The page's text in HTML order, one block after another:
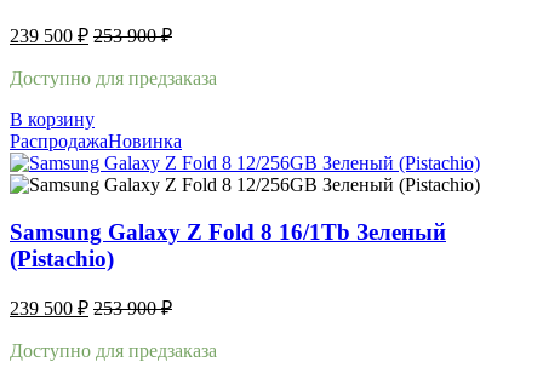
239 500 ₽ 253 900₽
Доступно для предзаказа
В корзину
РаспродажаНовинка
Samsung Galaxy Z Fold 8 16/1Tb Зеленый
(Pistachio)
239 500 ₽ 253 900₽
Доступно для предзаказа